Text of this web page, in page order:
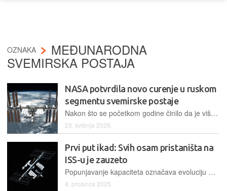
OZNAKA MEĐUNARODNA
SVEMIRSKA POSTAJA
NASA potvrdila novo curenje u ruskom
segmentu svemirske postaje
Nakon što se početkom godine činilo da je višegodišnji problem saniran, NASA je ponovno potvrdila gubitak atmosfere iz problematičnog dijela ruske sekcije Međunarodne svemirske postaje
23. svibnja 2026.
Prvi put ikad: Svih osam pristaništa na
ISS-u je zauzeto
Popunjavanje kapaciteta označava evoluciju u užurbano međunarodno središte za operacije u niskoj Zemljinoj orbiti i signalizira snažnu potražnju za budućom orbitalnom infrastrukturom
4. prosinca 2025.